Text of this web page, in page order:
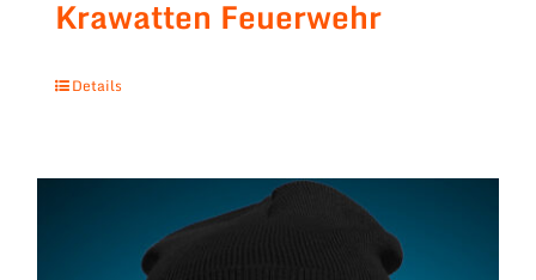
Krawatten Feuerwehr
Details